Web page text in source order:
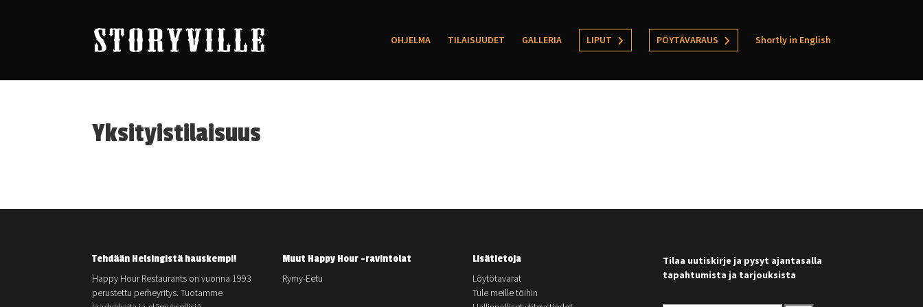
OHJELMA TILAISUUDET GALLERIA LIPUT PÖYTÄVARAUS Shortly in English
Yksityistilaisuus
Tehdään Helsingistä hauskempi!
Happy Hour Restaurants on vuonna 1993
perustettu perheyritys. Tuotamme
Muut Happy Hour -ravintolat
Rymy-Eetu
Lisätietoja
Löytötavarat
Tule meille töihin
Tilaa uutiskirje ja pysyt ajantasalla
tapahtumista ja tarjouksista